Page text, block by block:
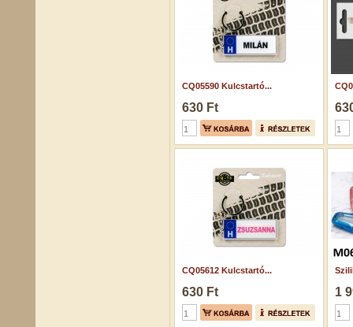
CQ05590 Kulcstartó...
630 Ft
CQ05612 Kulcstartó...
630 Ft 1